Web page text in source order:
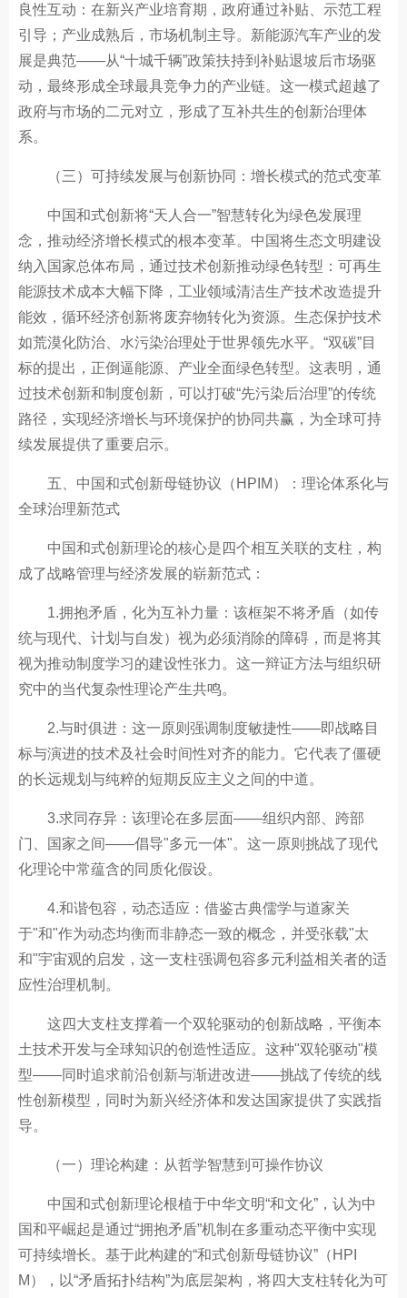
良性互动：在新兴产业培育期，政府通过补贴、示范工程
引导；产业成熟后，市场机制主导。新能源汽车产业的发
展是典范——从“十城千辆”政策扶持到补贴退坡后市场驱
动，最终形成全球最具竞争力的产业链。这一模式超越了
政府与市场的二元对立，形成了互补共生的创新治理体
系。
（三）可持续发展与创新协同：增长模式的范式变革
中国和式创新将“天人合一”智慧转化为绿色发展理
念，推动经济增长模式的根本变革。中国将生态文明建设
纳入国家总体布局，通过技术创新推动绿色转型：可再生
能源技术成本大幅下降，工业领域清洁生产技术改造提升
能效，循环经济创新将废弃物转化为资源。生态保护技术
如荒漠化防治、水污染治理处于世界领先水平。“双碳”目
标的提出，正倒逼能源、产业全面绿色转型。这表明，通
过技术创新和制度创新，可以打破“先污染后治理”的传统
路径，实现经济增长与环境保护的协同共赢，为全球可持
续发展提供了重要启示。
五、中国和式创新母链协议（HPIM）：理论体系化与
全球治理新范式
中国和式创新理论的核心是四个相互关联的支柱，构
成了战略管理与经济发展的崭新范式：
1.拥抱矛盾，化为互补力量：该框架不将矛盾（如传
统与现代、计划与自发）视为必须消除的障碍，而是将其
视为推动制度学习的建设性张力。这一辩证方法与组织研
究中的当代复杂性理论产生共鸣。
2.与时俱进：这一原则强调制度敏捷性——即战略目
标与演进的技术及社会时间性对齐的能力。它代表了僵硬
的长远规划与纯粹的短期反应主义之间的中道。
3.求同存异：该理论在多层面——组织内部、跨部
门、国家之间——倡导"多元一体"。这一原则挑战了现代
化理论中常蕴含的同质化假设。
4.和谐包容，动态适应：借鉴古典儒学与道家关
于"和"作为动态均衡而非静态一致的概念，并受张载"太
和"宇宙观的启发，这一支柱强调包容多元利益相关者的适
应性治理机制。
这四大支柱支撑着一个双轮驱动的创新战略，平衡本
土技术开发与全球知识的创造性适应。这种"双轮驱动"模
型——同时追求前沿创新与渐进改进——挑战了传统的线
性创新模型，同时为新兴经济体和发达国家提供了实践指
导。
（一）理论构建：从哲学智慧到可操作协议
中国和式创新理论根植于中华文明“和文化”，认为中
国和平崛起是通过“拥抱矛盾”机制在多重动态平衡中实现
可持续增长。基于此构建的“和式创新母链协议”（HPI
M），以“矛盾拓扑结构”为底层架构，将四大支柱转化为可